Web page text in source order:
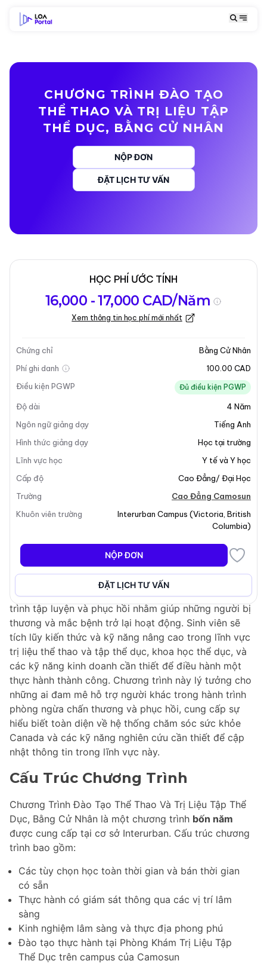
CHƯƠNG TRÌNH ĐÀO TẠO
THỂ THAO VÀ TRỊ LIỆU TẬP
THỂ DỤC, BẰNG CỬ NHÂN
NỘP ĐƠN
ĐẶT LỊCH TƯ VẤN
chương trình
Học
Kỳ nhập học
Cập nhật lần cuối vào 13-04-2026
Tổng quan về chương trình
+15
Tổng Quan Chương Trình
Chương Trình Đào Tạo Thể Thao Và Trị Liệu Tập Thể
Dục, Bằng Cử Nhân được công nhận bởi Hiệp Hội Các
Nhà Trị Liệu Thể Thao Canada. Chương trình độc đáo
này tập trung vào thiết kế và ứng dụng các chương
trình tập luyện và phục hồi nhằm giúp những người bị
thương và mắc bệnh trở lại hoạt động. Sinh viên sẽ
tích lũy kiến thức và kỹ năng nâng cao trong lĩnh vực
trị liệu thể thao và tập thể dục, khoa học thể dục, và
các kỹ năng kinh doanh cần thiết để điều hành một
thực hành thành công. Chương trình này lý tưởng cho
những ai đam mê hỗ trợ người khác trong hành trình
phòng ngừa chấn thương và phục hồi, cung cấp sự
hiểu biết toàn diện về hệ thống chăm sóc sức khỏe
Canada và các kỹ năng nghiên cứu cần thiết để cập
nhật thông tin trong lĩnh vực này.
Cấu Trúc Chương Trình
Chương Trình Đào Tạo Thể Thao Và Trị Liệu Tập Thể
Dục, Bằng Cử Nhân là một chương trình bốn năm
được cung cấp tại cơ sở Interurban. Cấu trúc chương
trình bao gồm:
Các tùy chọn học toàn thời gian và bán thời gian
có sẵn
Thực hành có giám sát thông qua các vị trí lâm
sàng
Kinh nghiệm lâm sàng và thực địa phong phú
Đào tạo thực hành tại Phòng Khám Trị Liệu Tập
Thể Dục trên campus của Camosun
HỌC PHÍ ƯỚC TÍNH
16,000 - 17,000 CAD/Năm
Xem thông tin học phí mới nhất
Chứng chỉ
Bằng Cử Nhân
Phí ghi danh
100.00 CAD
Điều kiện PGWP
Đủ điều kiện PGWP
Độ dài 4 Năm
Ngôn ngữ giảng dạy
Tiếng Anh
Hình thức giảng dạy
Học tại trường
Lĩnh vực học
Y tế và Y học
Cấp độ
Cao Đẳng/ Đại Học
Trường
Cao Đẳng Camosun
Khuôn viên trường
Interurban Campus (Victoria British
Columbia)
NỘP ĐƠN
ĐẶT LỊCH TƯ VẤN